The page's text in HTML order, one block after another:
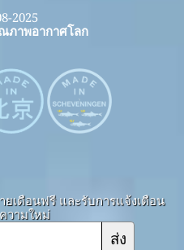
2025
ภาพอากาศโลก
ยเดือนฟรี และรับการแจ้งเตือน
วามใหม่
ส่ง